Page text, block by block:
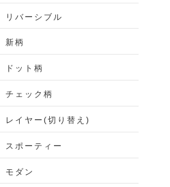
リバーシブル
新柄
ドット柄
チェック柄
レイヤー(切り替え)
スポーティー
モダン